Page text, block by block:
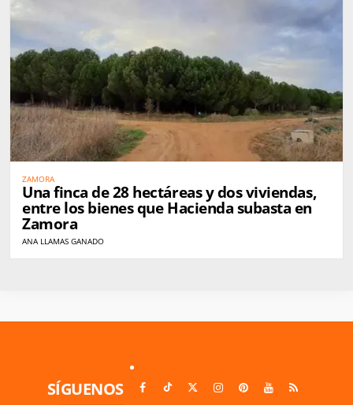
ZAMORA
Una finca de 28 hectáreas y dos viviendas,
entre los bienes que Hacienda subasta en
Zamora
ANA LLAMAS GANADO
SÍGUENOS